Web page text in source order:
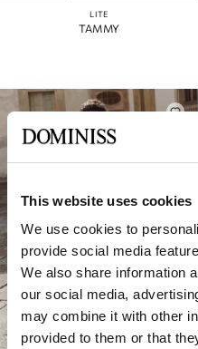
This website uses cookies
We use cookies to
provide social media
We also share information
our social media,
may combine it with other
provided to them or that
LITE
TAMMY